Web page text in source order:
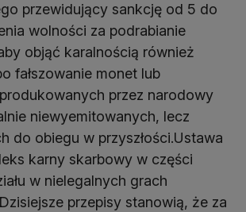
przewidujący sankcję od 5 do
wolności za podrabianie
objąć karalnością również
fałszowanie monet lub
przez narodowy
niewyemitowanych, lecz
do obiegu w przyszłości.Ustawa
karny skarbowy w części
w nielegalnych grach
przepisy stanowią, że za